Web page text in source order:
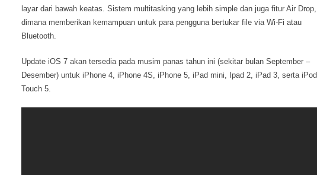
layar dari bawah keatas. Sistem multitasking yang lebih simple dan juga fitur Air Drop,
dimana memberikan kemampuan untuk para pengguna bertukar file via Wi-Fi atau
Bluetooth.
Update iOS 7 akan tersedia pada musim panas tahun ini (sekitar bulan September –
Desember) untuk iPhone 4, iPhone 4S, iPhone 5, iPad mini, Ipad 2, iPad 3, serta iPod
Touch 5.